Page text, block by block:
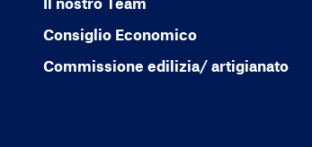
Consiglio Economico
Commissione edilizia/ artigianato